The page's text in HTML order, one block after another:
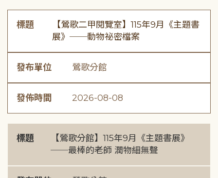
標題
【鶯歌二甲閱覽室】115年9月《主題書
展》──動物祕密檔案
發布單位 鶯歌分館
發佈時間 2026-08-08
標題
【鶯歌分館】115年9月《主題書展》
──最棒的老師 潤物細無聲